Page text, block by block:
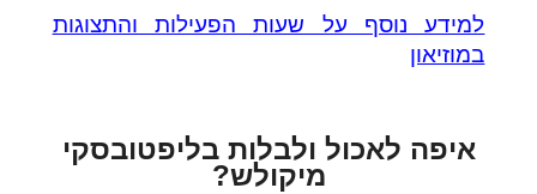
למידע נוסף על שעות הפעילות והתצוגות
במוזיאון
איפה לאכול ולבלות בליפטובסקי
מיקולש?